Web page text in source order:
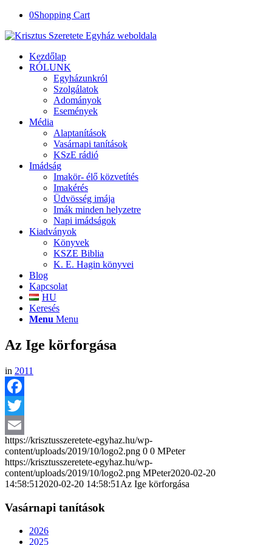
0Shopping Cart
Kezdőlap
RÓLUNK
Egyházunkról
Szolgálatok
Adományok
Események
Média
Alaptanítások
Vasárnapi tanítások
KSzE rádió
Imádság
Imakör- élő közvetítés
Imakérés
Üdvösség imája
Imák minden helyzetre
Napi imádságok
Kiadványok
Könyvek
KSZE Biblia
K. E. Hagin könyvei
Blog
Kapcsolat
HU
Keresés
Menu Menu
Az Ige körforgása
in 2011
Facebook
Twitter
Email
https://krisztusszeretete-egyhaz.hu/wp-
content/uploads/2019/10/logo2.png 0 0 MPeter
https://krisztusszeretete-egyhaz.hu/wp-
content/uploads/2019/10/logo2.png MPeter2020-02-20
14:58:51 2020-02-20 14:58:51 Az Ige körforgása
Vasárnapi tanítások
2026
2025